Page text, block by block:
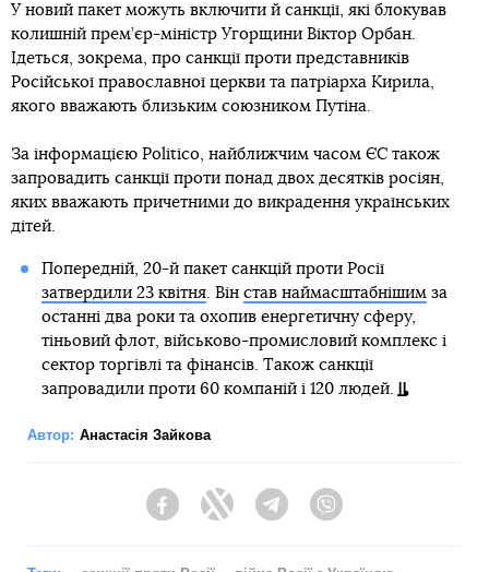
У новий пакет можуть включити й санкції, які блокував
колишній прем’єр-міністр Угорщини Віктор Орбан.
Ідеться, зокрема, про санкції проти представників
Російської православної церкви та патріарха Кирила,
якого вважають близьким союзником Путіна.
За інформацією Politico, найближчим часом ЄС також
запровадить санкції проти понад двох десятків росіян,
яких вважають причетними до викрадення українських
дітей.
Попередній, 20-й пакет санкцій проти Росії
затвердили 23 квітня. Він став наймасштабнішимза
останні два роки та охопив енергетичну сферу,
тіньовий флот, військово-промисловий комплекс і
сектор торгівлі та фінансів. Також санкції
запровадили проти 60 компаній і 120 людей.
Автор: Анастасія Зайкова
FacebookTwitter Telegram